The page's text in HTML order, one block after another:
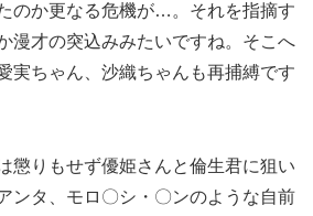
のか更なる危機が…。それを指摘す
漫才の突込みみたいですね。そこへ
実ちゃん、沙織ちゃんも再捕縛です
懲りもせず優姫さんと倫生君に狙い
ンタ、モロ〇シ・〇ンのような自前